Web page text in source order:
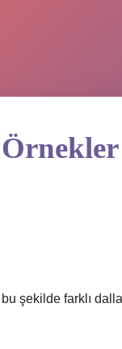
şekilde farklı